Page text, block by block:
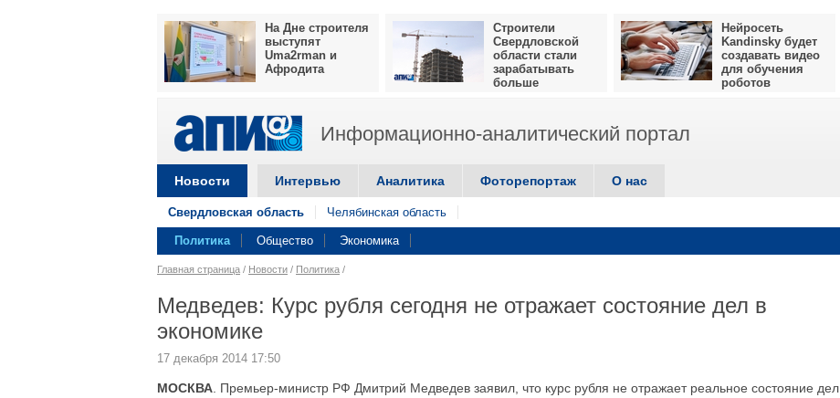
На Дне строителя
выступят
Uma2rman и
Афродита
Строители
Свердловской
области стали
зарабатывать
больше
Нейросеть
Kandinsky будет
создавать видео
для обучения
роботов
Информационно-аналитический портал
Новости Интервью Аналитика Фоторепортаж О нас
Свердловская область Челябинская область
Политика Общество Экономика
Главная страница / Новости / Политика /
Медведев: Курс рубля сегодня не отражает состояние дел в
экономике
17 декабря 2014 17:50
МОСКВА . Премьер-министр РФ Дмитрий Медведев заявил, что курс рубля не отражает реальное состояние дел